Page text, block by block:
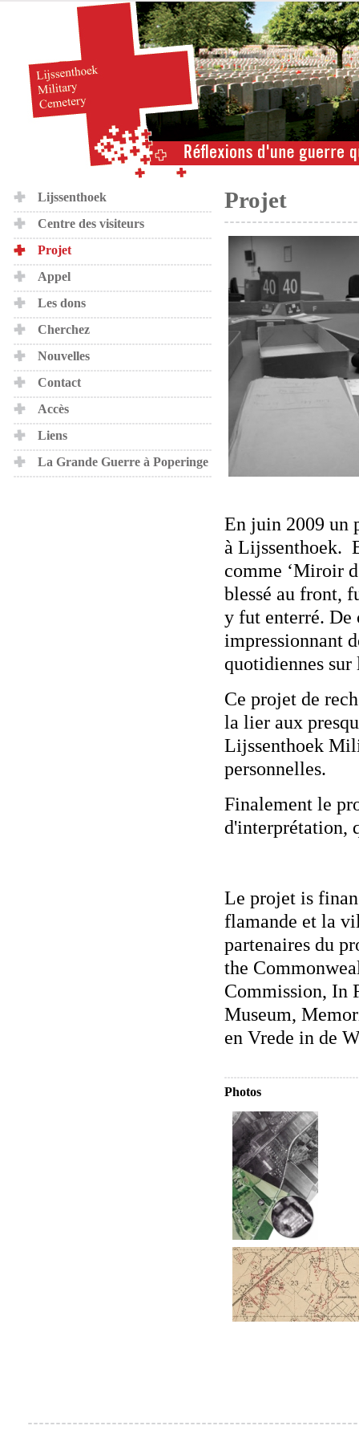
Lijssenthoek
Centre des visiteurs
Projet
Appel
Les dons
Cherchez
Nouvelles
Contact
Accès
Liens
La Grande Guerre à Poperinge
Projet
En juin 2009 un
à Lijssenthoek.
comme ‘Miroir
blessé au front,
y fut enterré.
impressionnant
quotidiennes
Ce projet de
la lier aux
Lijssenthoek
personnelles.
Finalement le
d'interprétation,
Le projet is
flamande et la
partenaires du
the
Commission, In
Museum,
en Vrede in de
Photos